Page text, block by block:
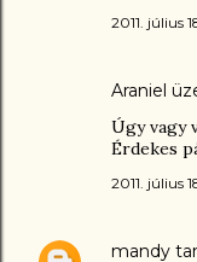
2011. július
Araniel
Úgy vagy
Érdekes
2011. július
mandy